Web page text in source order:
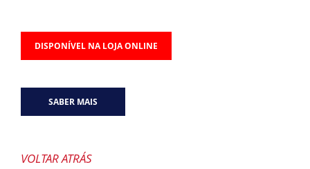
DISPONÍVEL NA LOJA ONLINE
SABER MAIS
VOLTAR ATRÁS